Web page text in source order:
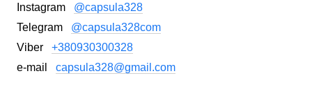
Instagram @capsula328
Telegram @capsula328com
Viber +380930300328
e-mail capsula328@gmail.com